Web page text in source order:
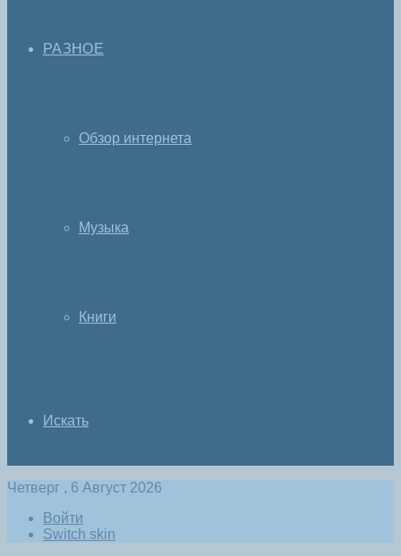
РАЗНОЕ
Обзор интернета
Музыка
Книги
Искать
Четверг , 6 Август 2026
Войти
Switch skin